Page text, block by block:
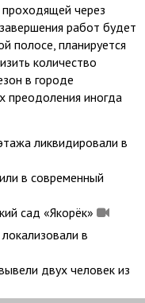
через
работ будет
полосе, планируется
количество
в городе
преодоления иногда
ликвидировали в
в современный
сад «Якорёк»
в
двух человек из